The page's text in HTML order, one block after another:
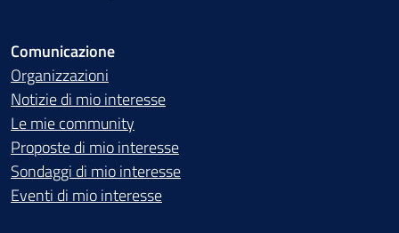
Comunicazione
Organizzazioni
Notizie di mio interesse
Le mie community
Proposte di mio interesse
Sondaggi di mio interesse
Eventi di mio interesse